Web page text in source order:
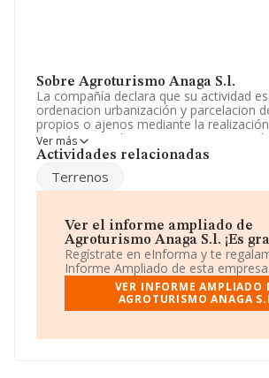
Sobre Agroturismo Anaga S.l.
La compañía declara que su actividad
ordenacion urbanización y parcelacion
propios o ajenos mediante la
actuaciones urbanisticas oportunas, así
ejecución de obras, construcciones,
Limitada. Su actividad CNAE es
de flores y plantas' con código 4622. La
Ha contado con el mismo número de
según los datos a disposición de
un número de empleados por debajo de
sector.
La empresaAgroturismo Anaga S.L,
núm. 136, (38293), San Cristobal De La
Ver más
Actividades relacionadas
Terrenos
Ver el informe ampliado de
Agroturismo Anaga S.l. ¡Es
Regístrate en eInforma y te
Informe Ampliado de esta empresa.
VER INFORME AMPLIADO
AGROTURISMO ANAGA